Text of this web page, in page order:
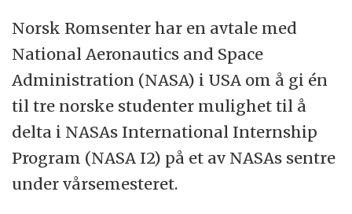
Norsk Romsenter har en avtale med
National Aeronautics and Space
Administration (NASA) i USA om å gi én
til tre norske studenter mulighet til å
delta i NASAs International Internship
Program (NASA I2) på et av NASAs sentre
under vårsemesteret.